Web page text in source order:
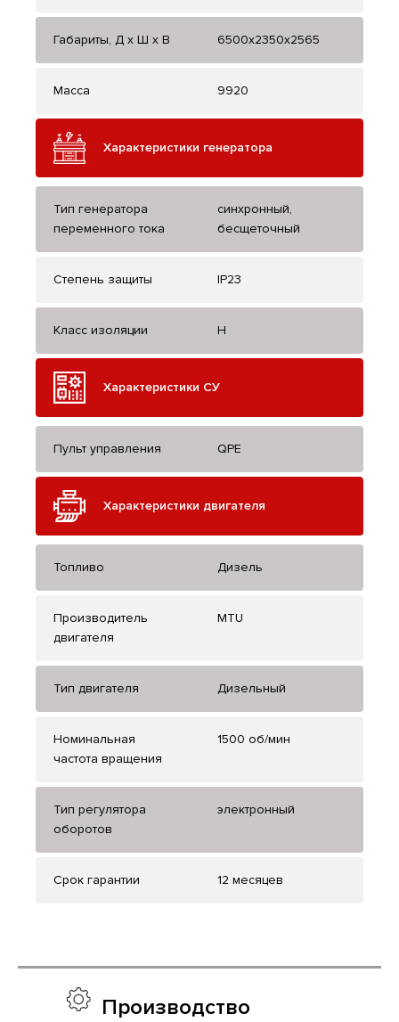
Габариты, Д x Ш x В 6500x2350x2565
Масса 9920
Характеристики генератора
Тип генератора
переменного тока
синхронный,
бесщеточный
Степень защиты IP23
Класс изоляции H
Характеристики СУ
Пульт управления QPE
Характеристики двигателя
Топливо Дизель
Производитель
двигателя
MTU
Тип двигателя Дизельный
Номинальная
частота вращения
1500 об/мин
Тип регулятора
оборотов
электронный
Срок гарантии 12 месяцев
Производство